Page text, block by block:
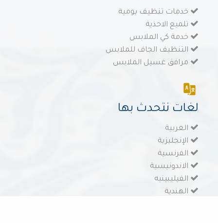
خدمات تنظيف يومية
تلميع الاحذية
خدمة كي الملابس
التنظيف الجاف للملابس
مرافق غسيل الملابس
لغات نتحدث بها
العربية
الإنجليزية
الفرنسية
الاندونيسية
الفيليبينيه
الهندية